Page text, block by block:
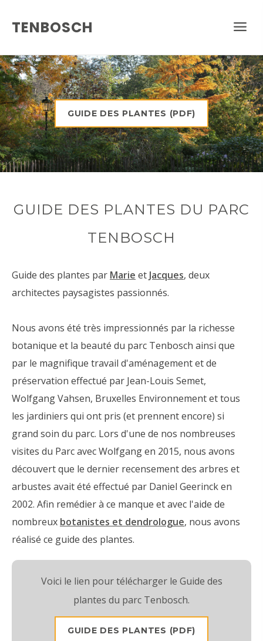
TENBOSCH
GUIDE DES PLANTES (PDF)
GUIDE DES PLANTES DU PARC
TENBOSCH
Guide des plantes par Marie et Jacques, deux
architectes paysagistes passionnés.
Nous avons été très impressionnés par la richesse
botanique et la beauté du parc Tenbosch ainsi que
par le magnifique travail d'aménagement et de
préservation effectué par Jean-Louis Semet,
Wolfgang Vahsen, Bruxelles Environnement et tous
les jardiniers qui ont pris (et prennent encore) si
grand soin du parc. Lors d'une de nos nombreuses
visites du Parc avec Wolfgang en 2015, nous avons
découvert que le dernier recensement des arbres et
arbustes avait été effectué par Daniel Geerinck en
2002. Afin remédier à ce manque et avec l'aide de
nombreux botanistes et dendrologue, nous avons
réalisé ce guide des plantes.
Voici le lien pour télécharger le Guide des
plantes du parc Tenbosch.
GUIDE DES PLANTES (PDF)